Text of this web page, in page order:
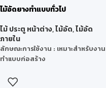
ครัว, ห้องซาวน่า, ห้อง Lab,ผนังกั้น
ห้อง, ฝ้าเพดาน, ประตูพีวีซี, คิ้ว-บัว
เป็นต้น
ไม้อัดยางทำแบบทั่วไป
ไม้ ประตู หน้าต่าง,ไม้อัด,ไม้อัด
ภายใน
ลักษณะการใช้งาน : เหมาะสำหรับงาน
ทำแบบก่อสร้าง